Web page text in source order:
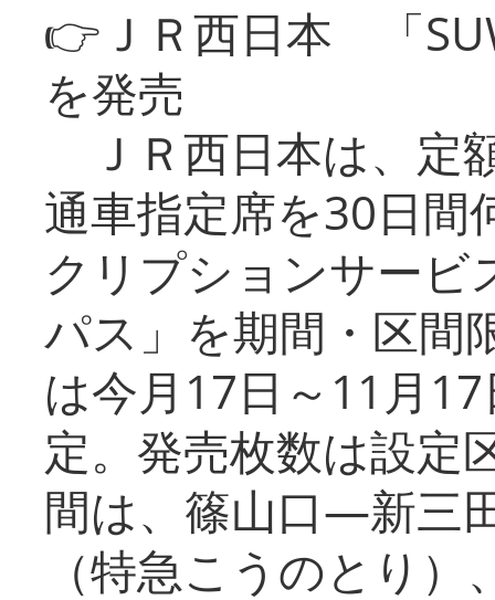
👉ＪＲ西日本 「
を発売
ＪＲ西日本は、定
通車指定席を30日間
クリプションサービ
パス」を期間・区間
は今月17日～11月
定。発売枚数は設定
間は、篠山口―新三
（特急こうのとり